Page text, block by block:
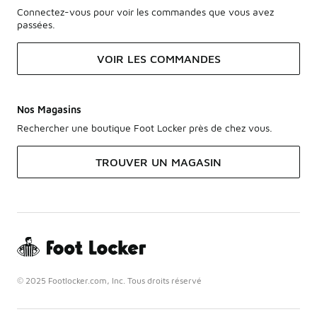
Connectez-vous pour voir les commandes que vous avez
passées.
VOIR LES COMMANDES
Nos Magasins
Rechercher une boutique Foot Locker près de chez vous.
TROUVER UN MAGASIN
© 2025 Footlocker.com, Inc. Tous droits réservé